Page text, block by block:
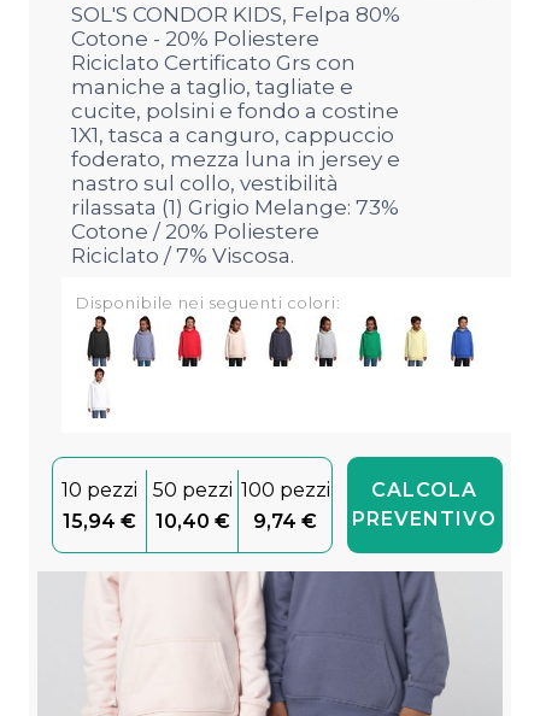
SOL'S CONDOR KIDS, Felpa 80%
Cotone - 20% Poliestere
Riciclato Certificato Grs con
maniche a taglio, tagliate e
cucite, polsini e fondo a costine
1X1, tasca a canguro, cappuccio
foderato, mezza luna in jersey e
nastro sul collo, vestibilità
rilassata (1) Grigio Melange: 73%
Cotone / 20% Poliestere
Riciclato / 7% Viscosa.
Disponibile nei seguenti colori:
10 pezzi
15,94 €
50 pezzi
10,40 €
100 pezzi
9,74 €
CALCOLA
PREVENTIVO